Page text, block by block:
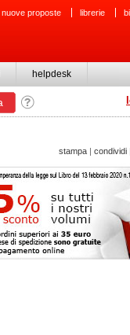
nuove proposte librerie
helpdesk
stampa | condividi